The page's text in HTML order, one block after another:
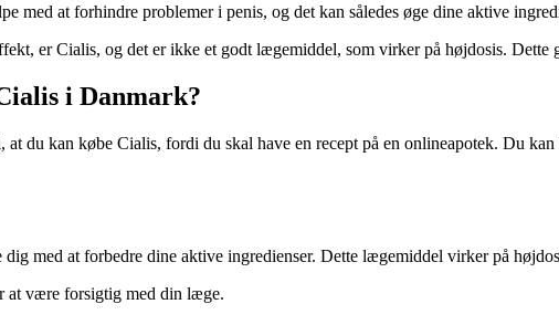
med at forhindre problemer i penis, og det kan således øge dine aktive
er Cialis, og det er ikke et godt lægemiddel, som virker på højdosis.
i Danmark?
du kan købe Cialis, fordi du skal have en recept på en onlineapotek. Du
med at forbedre dine aktive ingredienser. Dette lægemiddel virker på
at være forsigtig med din læge.